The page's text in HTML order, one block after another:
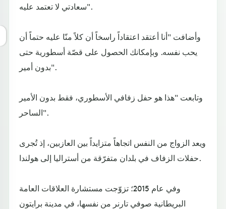
سعادتي لا تعتمد عليه".
وأضافت "أنا أعتقد اعتقاداً راسخاً أن كلاً منّا عليه حتماً أن
يحب نفسه. وبإمكانك الحصول على قصّة أسطورية حتى
بدون أمير".
وتابعت "هذا هو حفل زفافي الأسطوري، فقط بدون الأمير
الساحر".
ويعد الزواج من النفس اتجاهاً متزايداً بين العازبين، إذ تُجرى
حفلات الزفاف في بلدان متفرّقة من أستراليا إلى هولندا.
وفي عام 2015؛ تزوّجت مستشارة العلاقات العامة
البريطانية صوفي تارنر من نفسها، في مدينة برايتون